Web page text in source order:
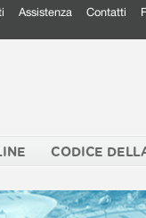
Assistenza Contatti
CODICE